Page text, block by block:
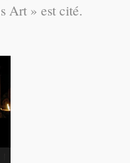
Art » est cité.